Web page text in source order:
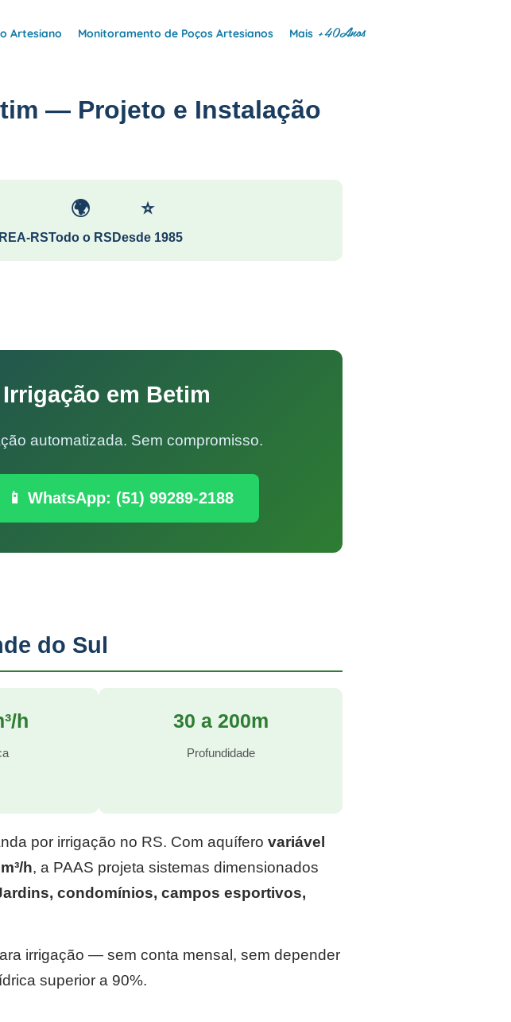
Artesiano Monitoramento de Poços Artesianos Mais +40Anos
— Projeto e Instalação
RS
🌍
Todo o RS
⭐
Desde 1985
em Betim
automatizada. Sem compromisso.
📱 WhatsApp: (51) 99289-2188
do Sul
h 30 a 200m
Profundidade
por irrigação no RS. Com aquífero variável
h, a PAAS projeta sistemas dimensionados
condomínios, campos esportivos,
irrigação — sem conta mensal, sem depender
superior a 90%.